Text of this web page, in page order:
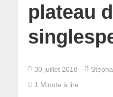
plateau
30 juillet 2018
1 Minute à lire